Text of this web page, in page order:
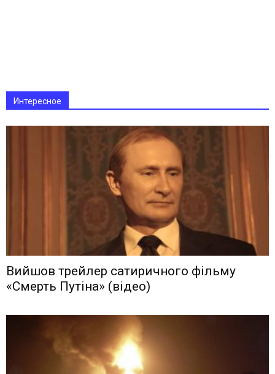
Интересное
Вийшов трейлер сатиричного фільму
«Смерть Путіна» (відео)